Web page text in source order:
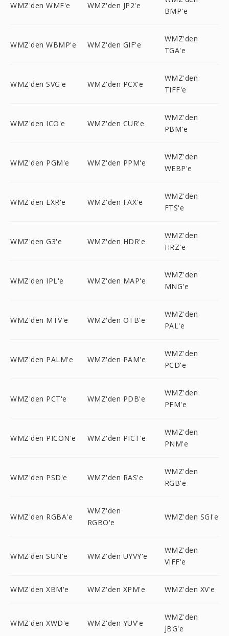
WMZ'den WMF'e WMZ'den JP2'e
BMP'e
WMZ'den WBMP'e WMZ'den GIF'e
WMZ'den
TGA'e
WMZ'den SVG'e WMZ'den PCX'e
WMZ'den
TIFF'e
WMZ'den ICO'e WMZ'den CUR'e
WMZ'den
PBM'e
WMZ'den PGM'e WMZ'den PPM'e
WMZ'den
WEBP'e
WMZ'den EXR'e WMZ'den FAX'e
WMZ'den
FTS'e
WMZ'den G3'e WMZ'den HDR'e
WMZ'den
HRZ'e
WMZ'den IPL'e WMZ'den MAP'e
WMZ'den
MNG'e
WMZ'den MTV'e WMZ'den OTB'e
WMZ'den
PAL'e
WMZ'den PALM'e WMZ'den PAM'e
WMZ'den
PCD'e
WMZ'den PCT'e WMZ'den PDB'e
WMZ'den
PFM'e
WMZ'den PICON'e WMZ'den PICT'e
WMZ'den
PNM'e
WMZ'den PSD'e WMZ'den RAS'e
WMZ'den
RGB'e
WMZ'den RGBA'e
WMZ'den
RGBO'e
WMZ'den SGI'e
WMZ'den SUN'e WMZ'den UYVY'e
WMZ'den
VIFF'e
WMZ'den XBM'e WMZ'den XPM'e WMZ'den XV'e
WMZ'den XWD'e WMZ'den YUV'e
WMZ'den
JBG'e